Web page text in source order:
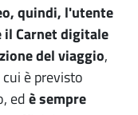
quindi, l'utente
Carnet digitale
del viaggio,
è previsto
edè sempre